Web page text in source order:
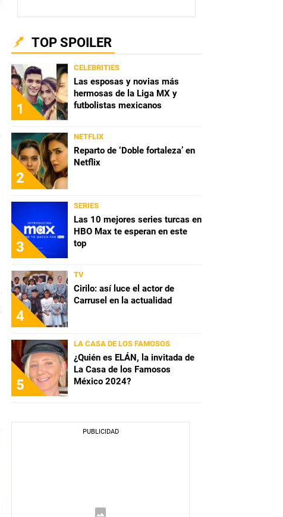
TOP SPOILER
1
CELEBRITIES
Las esposas y novias más
hermosas de la Liga MX y
futbolistas mexicanos
2
NETFLIX
Reparto de ‘Doble fortaleza’ en
Netflix
3
SERIES
Las 10 mejores series turcas en
HBO Max te esperan en este
top
4
TV
Cirilo: así luce el actor de
Carrusel en la actualidad
5
LA CASA DE LOS FAMOSOS
¿Quién es ELÁN, la invitada de
La Casa de los Famosos
México 2024?